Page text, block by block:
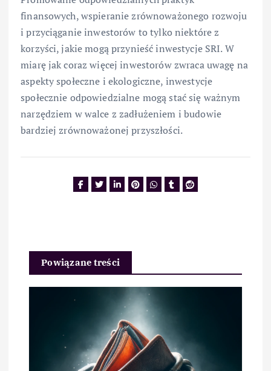
finansowych, wspieranie zrównoważonego rozwoju
i przyciąganie inwestorów to tylko niektóre z
korzyści, jakie mogą przynieść inwestycje SRI. W
miarę jak coraz więcej inwestorów zwraca uwagę na
aspekty społeczne i ekologiczne, inwestycje
społecznie odpowiedzialne mogą stać się ważnym
narzędziem w walce z zadłużeniem i budowie
bardziej zrównoważonej przyszłości.
Powiązane treści